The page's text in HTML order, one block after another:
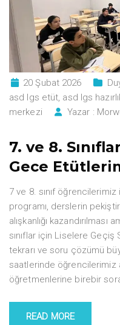
20 Şubat 2026
asd lgs etüt, asd lgs
merkezi
Yazar :
7. ve 8.
Gece
7 ve 8. sınıf
programı, derslerin
alışkanlığı kazandırılması
sınıflar için Liselere
tekrarı ve soru çözümü
saatlerinde öğrencilerimiz
öğretmenlerine birebir
READ MORE